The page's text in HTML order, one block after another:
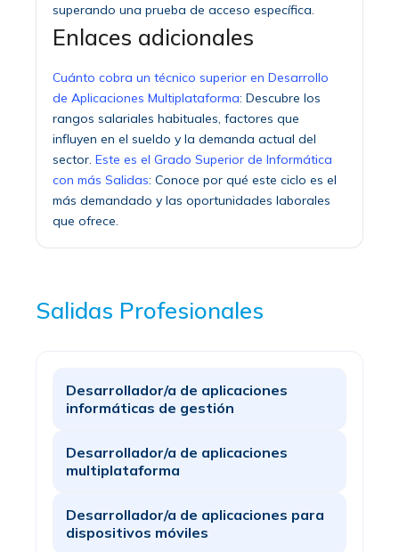
superando una prueba de acceso específica.
Enlaces adicionales
Cuánto cobra un técnico superior en Desarrollo
de Aplicaciones Multiplataforma: Descubre los
rangos salariales habituales, factores que
influyen en el sueldo y la demanda actual del
sector. Este es el Grado Superior de Informática
con más Salidas: Conoce por qué este ciclo es el
más demandado y las oportunidades laborales
que ofrece.
Salidas Profesionales
Desarrollador/a de aplicaciones
informáticas de gestión
Desarrollador/a de aplicaciones
multiplataforma
Desarrollador/a de aplicaciones para
dispositivos móviles